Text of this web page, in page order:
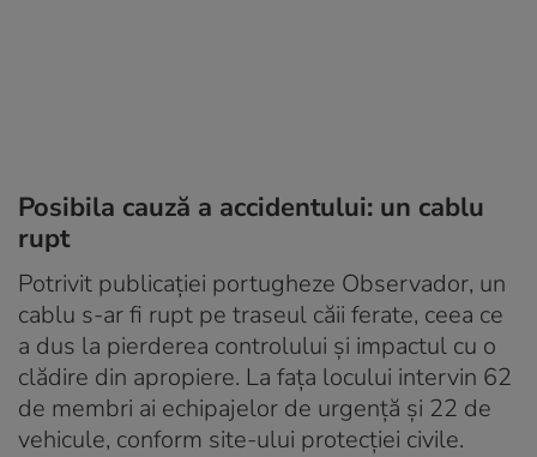
Posibila cauză a accidentului: un cablu
rupt
Potrivit publicației portugheze Observador, un
cablu s-ar fi rupt pe traseul căii ferate, ceea ce
a dus la pierderea controlului și impactul cu o
clădire din apropiere. La fața locului intervin 62
de membri ai echipajelor de urgență și 22 de
vehicule, conform site-ului protecției civile.